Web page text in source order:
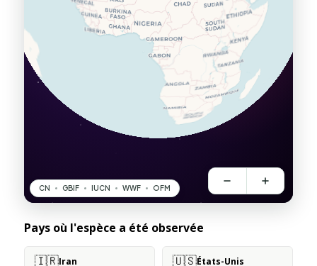
Pays où l'espèce a été observée
🇮🇷Iran 🇺🇸États-Unis